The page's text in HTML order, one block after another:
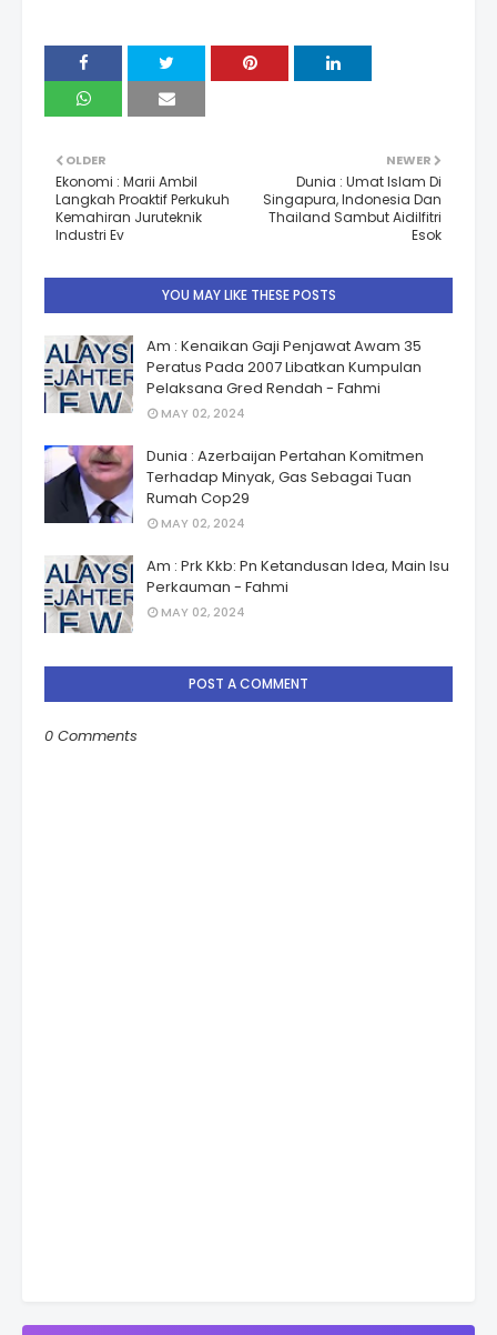
NEWER
Dunia : Umat Islam Di
Singapura, Indonesia Dan
Thailand Sambut Aidilfitri
Esok
OLDER
Ekonomi : Marii Ambil
Langkah Proaktif Perkukuh
Kemahiran Juruteknik
Industri Ev
YOU MAY LIKE THESE POSTS
Am : Kenaikan Gaji Penjawat Awam 35
Peratus Pada 2007 Libatkan Kumpulan
Pelaksana Gred Rendah - Fahmi
MAY 02, 2024
Dunia : Azerbaijan Pertahan Komitmen
Terhadap Minyak, Gas Sebagai Tuan
Rumah Cop29
MAY 02, 2024
Am : Prk Kkb: Pn Ketandusan Idea, Main Isu
Perkauman - Fahmi
MAY 02, 2024
POST A COMMENT
0 Comments